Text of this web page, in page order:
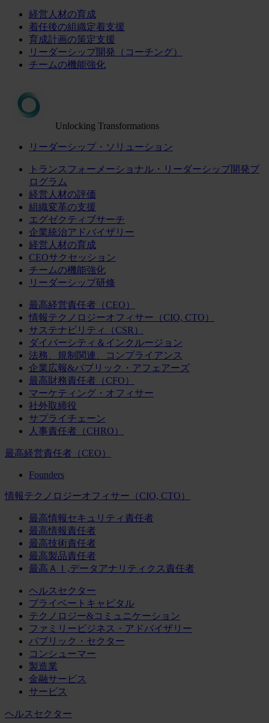
経営人材の育成
着任後の組織定着支援
育成計画の策定支援
リーダーシップ開発（コーチング）
チームの機能強化
Unlocking Transformations
リーダーシップ・ソリューション
トランスフォーメーショナル・リーダーシップ開発プ
ログラム
経営人材の評価
組織変革の支援
エグゼクティブサーチ
企業統治アドバイザリー
経営人材の育成
CEOサクセッション
チームの機能強化
リーダーシップ研修
最高経営責任者（CEO）
情報テクノロジーオフィサー（CIO, CTO）
サステナビリティ（CSR）
ダイバーシティ＆インクルージョン
法務、規制関連、コンプライアンス
企業広報&パブリック・アフェアーズ
最高財務責任者（CFO）
マーケティング・オフィサー
社外取締役
サプライチェーン
人事責任者（CHRO）
最高経営責任者（CEO）
Founders
情報テクノロジーオフィサー（CIO, CTO）
最高情報セキュリティ責任者
最高情報責任者
最高技術責任者
最高製品責任者
最高ＡＩ,データアナリティクス責任者
ヘルスセクター
プライベートキャピタル
テクノロジー&コミュニケーション
ファミリービジネス・アドバイザリー
パブリック・セクター
コンシューマー
製造業
金融サービス
サービス
ヘルスセクター